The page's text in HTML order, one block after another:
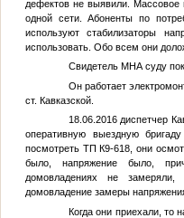
дефектов не выявили. Массовое
одной сети. Абоненты по
используют стабилизаторы
использовать. Обо всем они
Свидетель МНАсуду
Он работает
ст. Кавказской.
18.06.2016 диспетчер
оперативную выездную
посмотреть ТП К9-618, они
было, напряжение было,
домовладениях не
домовладение замеры
Когда они приехали, то